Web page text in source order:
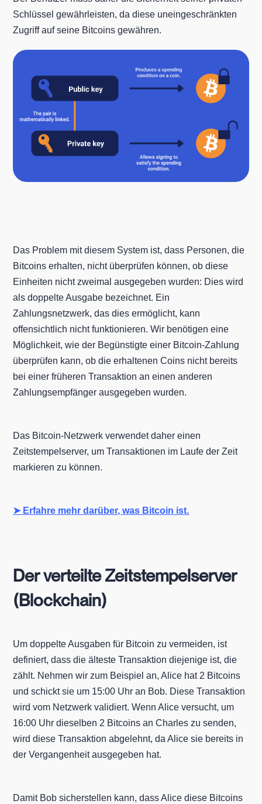
Schlüssel gewährleisten, da diese uneingeschränkten
Zugriff auf seine Bitcoins gewähren.
Das Problem mit diesem System ist, dass Personen, die
Bitcoins erhalten, nicht überprüfen können, ob diese
Einheiten nicht zweimal ausgegeben wurden: Dies wird
als doppelte Ausgabe bezeichnet. Ein
Zahlungsnetzwerk, das dies ermöglicht, kann
offensichtlich nicht funktionieren. Wir benötigen eine
Möglichkeit, wie der Begünstigte einer Bitcoin-Zahlung
überprüfen kann, ob die erhaltenen Coins nicht bereits
bei einer früheren Transaktion an einen anderen
Zahlungsempfänger ausgegeben wurden.
Das Bitcoin-Netzwerk verwendet daher einen
Zeitstempelserver, um Transaktionen im Laufe der Zeit
markieren zu können.
➤ Erfahre mehr darüber, was Bitcoin ist.
Der verteilte Zeitstempelserver
(Blockchain)
Um doppelte Ausgaben für Bitcoin zu vermeiden, ist
definiert, dass die älteste Transaktion diejenige ist, die
zählt. Nehmen wir zum Beispiel an, Alice hat 2 Bitcoins
und schickt sie um 15:00 Uhr an Bob. Diese Transaktion
wird vom Netzwerk validiert. Wenn Alice versucht, um
16:00 Uhr dieselben 2 Bitcoins an Charles zu senden,
wird diese Transaktion abgelehnt, da Alice sie bereits in
der Vergangenheit ausgegeben hat.
Damit Bob sicherstellen kann, dass Alice diese Bitcoins